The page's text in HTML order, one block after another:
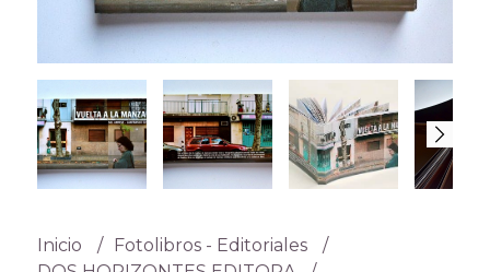
Inicio
Fotolibros - Editoriales